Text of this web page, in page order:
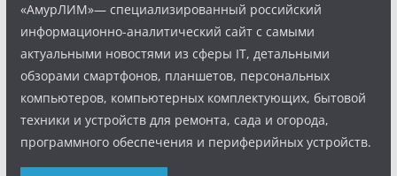
«АмурЛИМ»— специализированный российский
информационно-аналитический сайт с самыми
актуальными новостями из сферы IT, детальными
обзорами смартфонов, планшетов, персональных
компьютеров, компьютерных комплектующих, бытовой
техники и устройств для ремонта, сада и огорода,
программного обеспечения и периферийных устройств.